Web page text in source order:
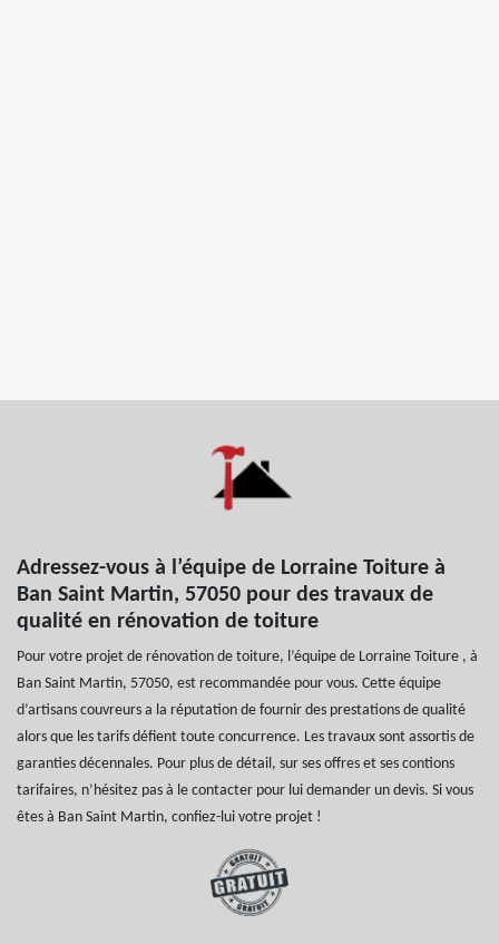
Adressez-vous à l’équipe de Lorraine Toiture à
Ban Saint Martin, 57050 pour des travaux de
qualité en rénovation de toiture
Pour votre projet de rénovation de toiture, l’équipe de Lorraine Toiture , à
Ban Saint Martin, 57050, est recommandée pour vous. Cette équipe
d’artisans couvreurs a la réputation de fournir des prestations de qualité
alors que les tarifs défient toute concurrence. Les travaux sont assortis de
garanties décennales. Pour plus de détail, sur ses offres et ses contions
tarifaires, n’hésitez pas à le contacter pour lui demander un devis. Si vous
êtes à Ban Saint Martin, confiez-lui votre projet !